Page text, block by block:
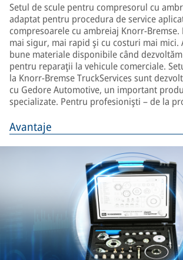
Setul de scule pentru compresorul cu
adaptat pentru procedura de service
compresoarele cu ambreiaj Knorr-
mai sigur, mai rapid şi cu costuri mai mici.
bune materiale disponibile când
pentru reparaţii la vehicule comerciale.
la Knorr-Bremse TruckServices sunt
cu Gedore Automotive, un important
specializate. Pentru profesionişti – de la
Avantaje